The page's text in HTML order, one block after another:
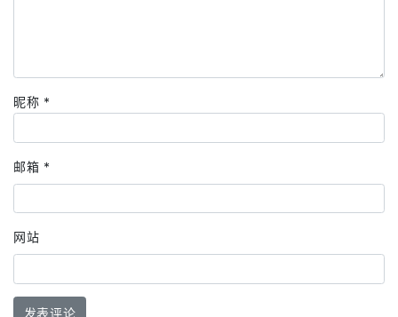
昵称 *
邮箱 *
网站